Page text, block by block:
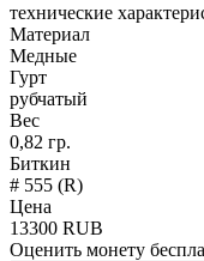
технические
Материал
Медные
Гурт
рубчатый
Вес
0,82 гр.
Биткин
# 555 (R)
Цена
13300 RUB
Оценить монету